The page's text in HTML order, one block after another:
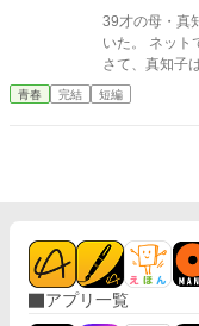
39才の母・真
いた。 ネット
さて、真知子
青春 完結 短編
アプリ一覧